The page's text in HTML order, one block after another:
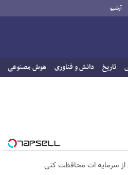
آرشیو
تاریخ دانش و فناوری هوش مصنوعی
از سرمایه ات محافظت کنی